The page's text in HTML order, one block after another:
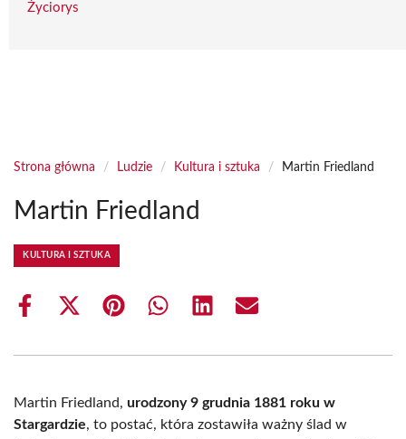
Życiorys
Strona główna / Ludzie / Kultura i sztuka / Martin Friedland
Martin Friedland
KULTURA I SZTUKA
Share
Share
(Twitter)
Share Share Share Share
Martin Friedland, urodzony 9 grudnia 1881 roku w
Stargardzie, to postać, która zostawiła ważny ślad w